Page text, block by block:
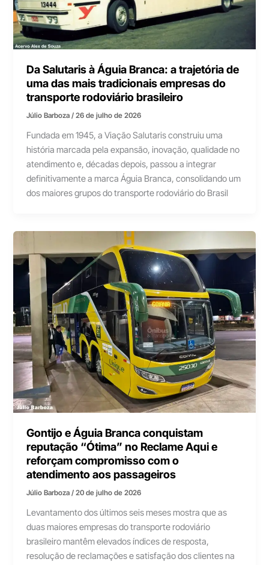
Da Salutaris à Águia Branca: a trajetória de
uma das mais tradicionais empresas do
transporte rodoviário brasileiro
Júlio Barboza/26 de julho de 2026
Fundada em 1945, a Viação Salutaris construiu uma
história marcada pela expansão, inovação, qualidade no
atendimento e, décadas depois, passou a integrar
definitivamente a marca Águia Branca, consolidando um
dos maiores grupos do transporte rodoviário do Brasil
Gontijo e Águia Branca conquistam
reputação “Ótima” no Reclame Aqui e
reforçam compromisso com o
atendimento aos passageiros
Júlio Barboza/20 de julho de 2026
Levantamento dos últimos seis meses mostra que as
duas maiores empresas do transporte rodoviário
brasileiro mantêm elevados índices de resposta,
resolução de reclamações e satisfação dos clientes na